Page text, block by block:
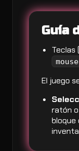
Guía
Teclas
mouse
El juego
ratón
bloque